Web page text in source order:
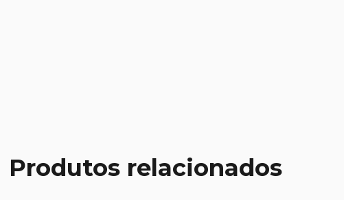
Produtos relacionados